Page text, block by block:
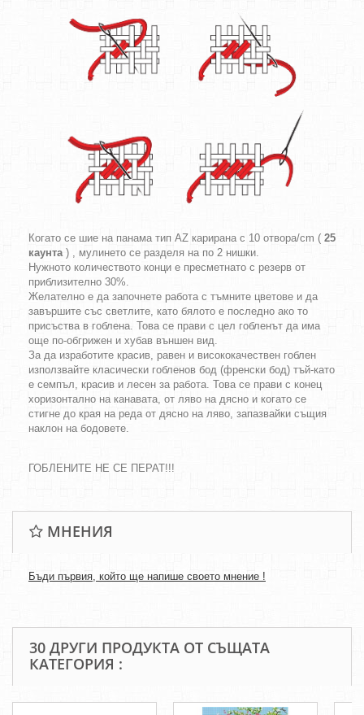
Когато се шие на панама тип AZ карирана с 10 отвора/cm ( 25
каунта) , мулинето се разделя на по 2 нишки.
Нужното количеството конци е пресметнато с резерв от
приблизително 30%.
Желателно е да започнете работа с тъмните цветове и да
завършите със светлите, като бялото е последно ако то
присъства в гоблена. Това се прави с цел гобленът да има
още по-обгрижен и хубав външен вид.
За да изработите красив, равен и висококачествен гоблен
използвайте класически гобленов бод (френски бод) тъй-като
е семпъл, красив и лесен за работа. Това се прави с конец
хоризонтално на канавата, от ляво на дясно и когато се
стигне до края на реда от дясно на ляво, запазвайки същия
наклон на бодовете.
ГОБЛЕНИТЕ НЕ СЕ ПЕРАТ!!!
МНЕНИЯ
Бъди първия, който ще напише своето мнение !
30 ДРУГИ ПРОДУКТА ОТ СЪЩАТА
КАТЕГОРИЯ :